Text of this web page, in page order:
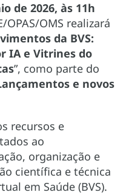
de 2026, às 11h
OPAS/OMS realizará
da BVS:
IA e Vitrines do
”, como parte do
e novos
recursos e
ao
organização e
científica e técnica
em Saúde (BVS).